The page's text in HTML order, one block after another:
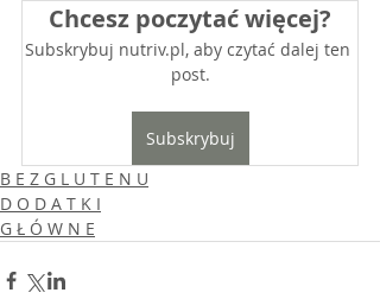
Chcesz poczytać więcej?
Subskrybuj nutriv.pl, aby czytać dalej ten
post.
Subskrybuj
B E Z G L U T E N U
D O D A T K I
G Ł Ó W N E